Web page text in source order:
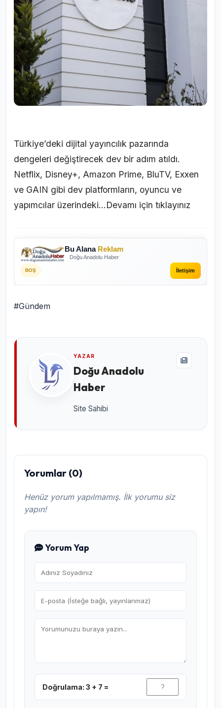
Türkiye’deki dijital yayıncılık pazarında
dengeleri değiştirecek dev bir adım atıldı.
Netflix, Disney+, Amazon Prime, BluTV, Exxen
ve GAIN gibi dev platformların, oyuncu ve
yapımcılar üzerindeki...Devamı için tıklayınız
Bu Alana Reklam
Doğu Anadolu Haber
BOŞ İletişim
#Gündem
YAZAR
Doğu Anadolu
Haber
Site Sahibi
Yorumlar (0)
Henüz yorum yapılmamış. İlk yorumu siz
yapın!
Yorum Yap
Doğrulama: 3 + 7 =